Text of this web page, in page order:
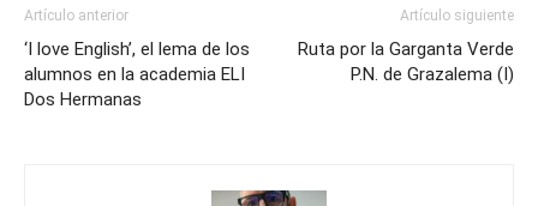
Artículo anterior
‘I love English’, el lema de los
alumnos en la academia ELI
Dos Hermanas
Artículo siguiente
Ruta por la Garganta Verde
P.N. de Grazalema (I)